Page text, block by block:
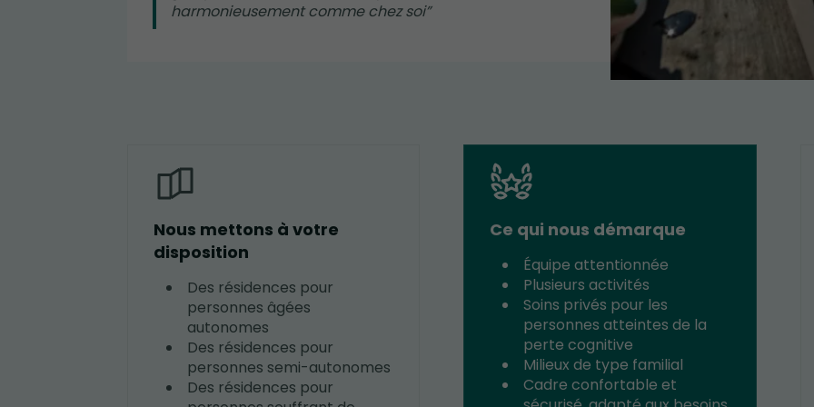
harmonieusement comme chez soi
Nous mettons à votre
disposition
Des résidences pour
personnes âgées
autonomes
Des résidences pour
personnes semi-autonomes
Des résidences pour
Ce qui nous démarque
Équipe attentionnée
Plusieurs activités
Soins privés pour les
personnes atteintes de la
perte cognitive
Milieux de type familial
Cadre confortable et